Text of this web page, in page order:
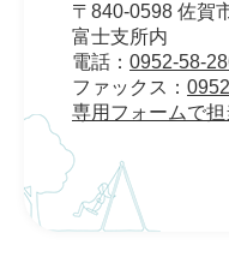
〒840-0598 佐賀
富士支所内
電話： 0952-58-
ファックス：
専用フォームで